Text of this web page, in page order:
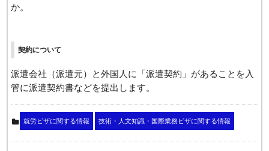
か。
契約について
派遣会社（派遣元）と外国人に「派遣契約」があることを入
管に派遣契約書などを提出します。
就労ビザに関する情報 技術・人文知識・国際業務ビザに関する情報